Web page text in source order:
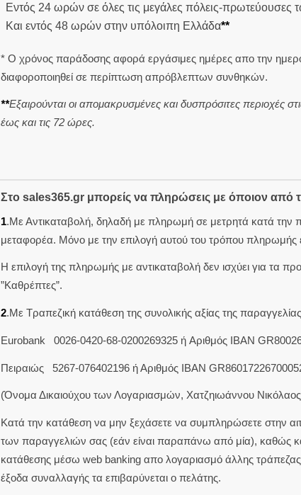
Εντός 24 ωρών σε όλες τις μεγάλες πόλεις-πρωτεύουσες
Και εντός 48 ωρών στην υπόλοιπη Ελλάδα**
* Ο χρόνος παράδοσης αφορά εργάσιμες ημέρες απο την
διαφοροποιηθεί σε περίπτωση απρόβλεπτων συνθηκών.
**Εξαιρούνται οι απομακρυσμένες και δυσπρόσιτες περιοχές
έως και τις 72 ώρες.
Στο sales365.gr μπορείς να πληρώσεις με όποιον από
1.Με Αντικαταβολή, δηλαδή με πληρωμή σε μετρητά κατά την
μεταφορέα. Μόνο με την επιλογή αυτού του τρόπου πληρωμής
Η επιλογή της πληρωμής με αντικαταβολή δεν ισχύει για τα
”Καθρέπτες”.
2.Με Τραπεζική κατάθεση της συνολικής αξίας της
Eurobank 0026-0420-68-0200269325 ή Aριθμός IBAN
Πειραιώς 5267-076402196 ή Αριθμός IBAN
(Όνομα Δικαιούχου των Λογαριασμών, Χατζηιωάννου Νικόλαος
Κατά την κατάθεση να μην ξεχάσετε να συμπληρώσετε στην
των παραγγελιών σας (εάν είναι παραπάνω από μία), καθώς
κατάθεσης μέσω web banking απο λογαριασμό άλλης
έξοδα συναλλαγής τα επιβαρύνεται ο πελάτης.